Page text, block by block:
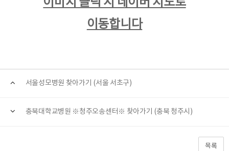
이동합니다
서울성모병원 찾아가기 (서울 서초구)
충북대학교병원 ※청주오송센터※ 찾아가기 (충북 청주시)
목록